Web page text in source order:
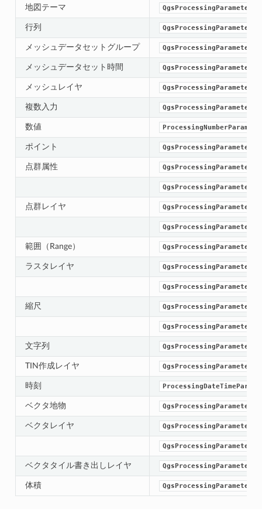
地図テーマ
行列
メッシュデータセットグループ
メッシュデータセット時間
メッシュレイヤ
複数入力
数値
ポイント
点群属性
点群レイヤ
範囲（Range）
ラスタレイヤ
縮尺
文字列
TIN作成レイヤ
時刻
ベクタ地物
ベクタレイヤ
ベクタタイル書き出しレイヤ
体積